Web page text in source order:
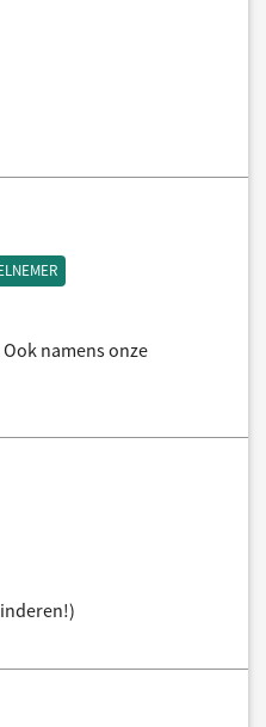
namens onze